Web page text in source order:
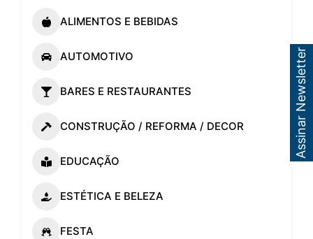
ALIMENTOS E BEBIDAS
AUTOMOTIVO
BARES E RESTAURANTES
CONSTRUÇÃO / REFORMA / DECOR
EDUCAÇÃO
ESTÉTICA E BELEZA
FESTA
Assinar Newsletter